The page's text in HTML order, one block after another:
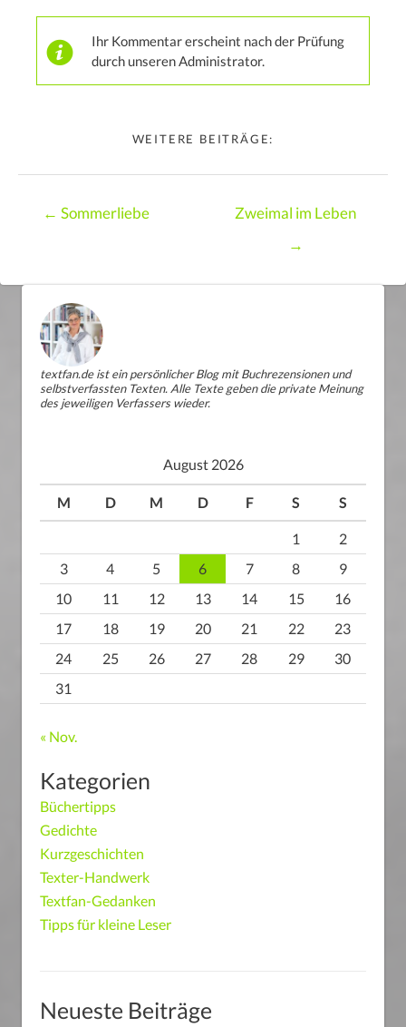
Ihr Kommentar erscheint nach der Prüfung
durch unseren Administrator.
WEITERE BEITRÄGE:
← Sommerliebe
Zweimal im Leben
→
textfan.de ist ein persönlicher Blog mit Buchrezensionen und
selbstverfassten Texten. Alle Texte geben die private Meinung
des jeweiligen Verfassers wieder.
August 2026
M D M D F S S
1
2
3
4 5 6 7 8
9
10
11 12 13 14 15
16
17
18 19 20 21 22
23
24
25 26 27 28 29
30
31
« Nov.
Kategorien
Büchertipps
Gedichte
Kurzgeschichten
Texter-Handwerk
Textfan-Gedanken
Tipps für kleine Leser
Neueste Beiträge